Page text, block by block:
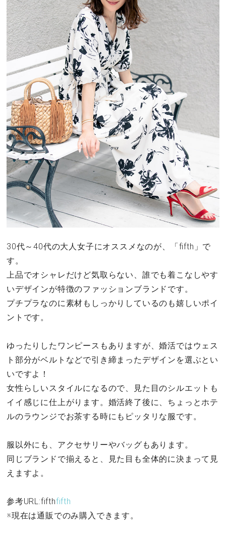
30代～40代の大人女子にオススメなのが、「fifth」で
す。
上品でオシャレだけど気取らない、誰でも着こなしやす
いデザインが特徴のファッションブランドです。
プチプラなのに素材もしっかりしているのも嬉しいポイ
ントです。
ゆったりしたワンピースもありますが、婚活ではウェス
ト部分がベルトなどで引き締まったデザインを選ぶとい
いですよ！
女性らしいスタイルになるので、見た目のシルエットも
イイ感じに仕上がります。婚活終了後に、ちょっとホテ
ルのラウンジでお茶する時にもピッタリな服です。
服以外にも、アクセサリーやバッグもあります。
同じブランドで揃えると、見た目も全体的に決まって見
えますよ。
参考URL:fifthfifth
※現在は通販でのみ購入できます。